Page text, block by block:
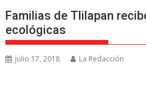
Familias de Tlilapan
ecológicas
julio 17, 2018 La Redacción